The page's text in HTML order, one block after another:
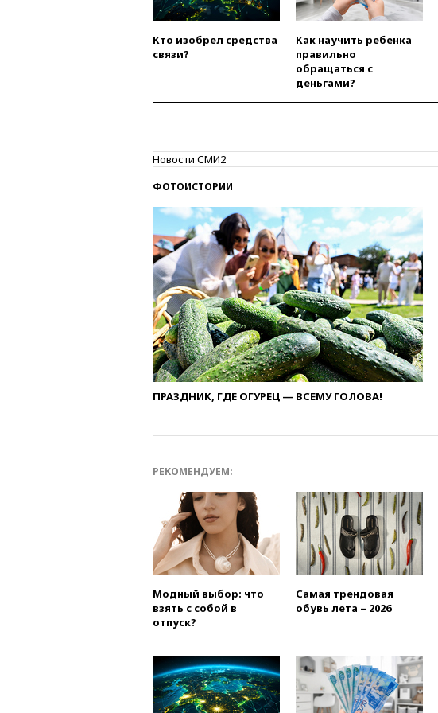
Кто изобрел средства
связи?
Как научить ребенка
правильно
обращаться с
деньгами?
Новости СМИ2
ФОТОИСТОРИИ
ПРАЗДНИК, ГДЕ ОГУРЕЦ — ВСЕМУ ГОЛОВА!
РЕКОМЕНДУЕМ:
Модный выбор: что
взять с собой в
отпуск?
Самая трендовая
обувь лета – 2026